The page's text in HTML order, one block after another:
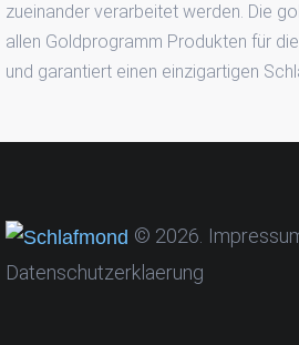
zueinander verarbeitet werden. Die
allen Goldprogramm Produkten für
und garantiert einen einzigartigen
© 2026
Datenschutzerklaerung